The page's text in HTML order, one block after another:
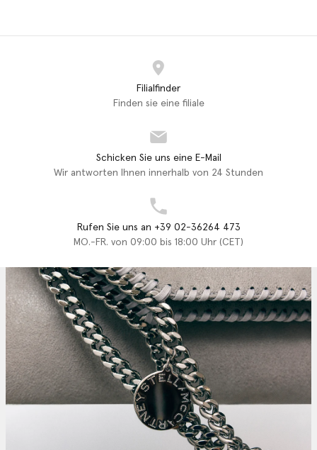
Filialfinder
Finden sie eine filiale
Schicken Sie uns eine E-Mail
Wir antworten Ihnen innerhalb von 24 Stunden
Rufen Sie uns an +39 02-36264 473
MO.-FR. von 09:00 bis 18:00 Uhr (CET)